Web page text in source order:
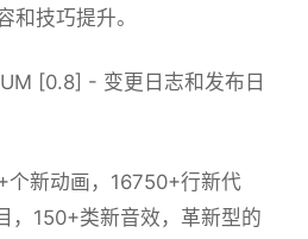
和技巧提升。
[0.8] - 变更日志和发布日
个新动画，16750+行新代
，150+类新音效，革新型的